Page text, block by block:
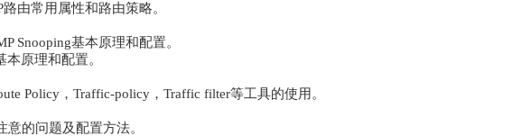
由常用属性和路由策略。
Snooping基本原理和配置。
原理和配置。
Policy，Traffic-policy，Traffic filter等工具的使用。
的问题及配置方法。